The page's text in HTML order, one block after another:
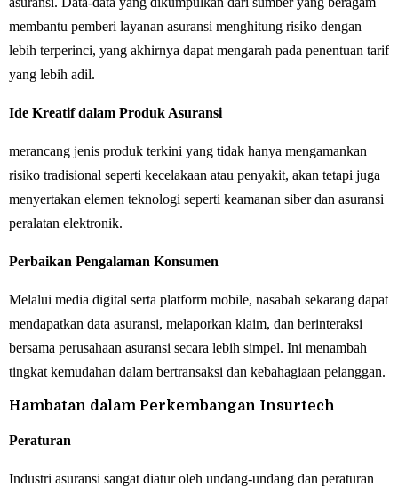
membantu pemberi layanan asuransi menghitung risiko dengan
lebih terperinci, yang akhirnya dapat mengarah pada penentuan tarif
yang lebih adil.
Ide Kreatif dalam Produk Asuransi
merancang jenis produk terkini yang tidak hanya mengamankan
risiko tradisional seperti kecelakaan atau penyakit, akan tetapi juga
menyertakan elemen teknologi seperti keamanan siber dan asuransi
peralatan elektronik.
Perbaikan Pengalaman Konsumen
Melalui media digital serta platform mobile, nasabah sekarang dapat
mendapatkan data asuransi, melaporkan klaim, dan berinteraksi
bersama perusahaan asuransi secara lebih simpel. Ini menambah
tingkat kemudahan dalam bertransaksi dan kebahagiaan pelanggan.
Hambatan dalam Perkembangan Insurtech
Peraturan
Industri asuransi sangat diatur oleh undang-undang dan peraturan